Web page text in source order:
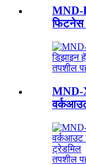
MND-
फिटनेस
तपशील
MND-
तपशील